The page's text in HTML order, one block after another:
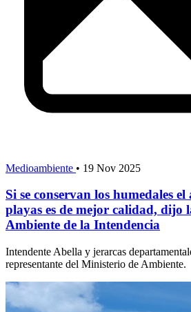
Medioambiente • 19 Nov 2025
Si se conservan los humedales
playas es de mejor calidad, dijo
Ambiente de la Intendencia
Intendente Abella y jerarcas
representante del Ministerio de Ambiente.